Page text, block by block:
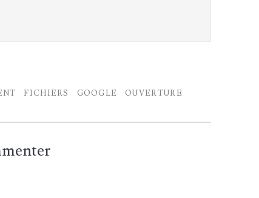
FICHIERS GOOGLE OUVERTURE